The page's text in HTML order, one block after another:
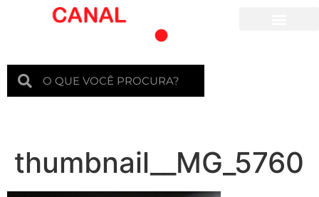
thumbnail__MG_5760